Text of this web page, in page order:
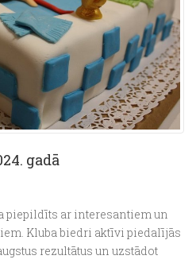
gadā
piepildīts ar interesantiem un
Kluba biedri aktīvi piedalījās
rezultātus un uzstādot